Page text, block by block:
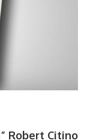
Robert Citino